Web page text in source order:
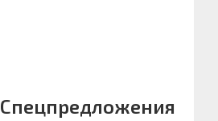
Спецпредложения